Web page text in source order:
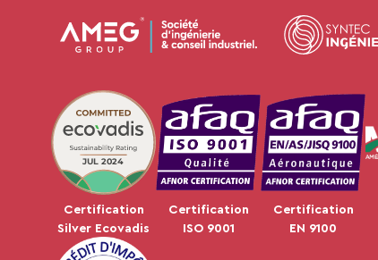
JUL 2024
Certification
Silver Ecovadis
Certification
ISO 9001
Certification
EN 9100